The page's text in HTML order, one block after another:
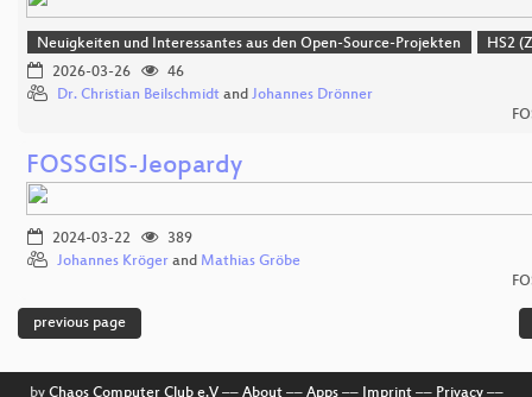
Neuigkeiten und Interessantes aus den Open-Source-Projekten
HS2
2026-03-26
46
Dr. Christian Beilschmidt and Johannes Drönner
FOSSGIS-Jeopardy
2024-03-22
389
Johannes Kröger and Mathias Gröbe
previous page